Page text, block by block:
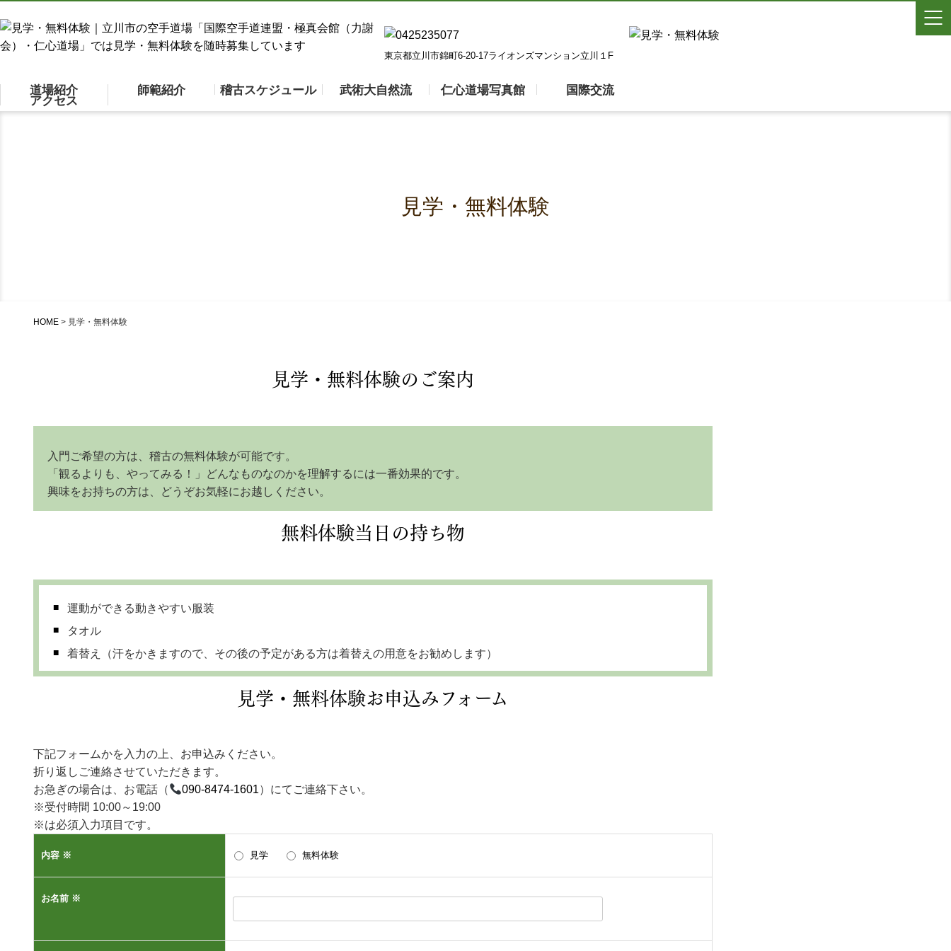
東京都立川市錦町6-20-17ライオンズマンション立川１F
道場紹介 師範紹介 稽古スケジュール 武術大自然流 仁心道場写真館 国際交流
アクセス
見学・無料体験
HOME > 見学・無料体験
見学・無料体験のご案内
入門ご希望の方は、稽古の無料体験が可能です。
「観るよりも、やってみる！」どんなものなのかを理解するには一番効果的です。
興味をお持ちの方は、どうぞお気軽にお越しください。
無料体験当日の持ち物
運動ができる動きやすい服装
タオル
着替え（汗をかきますので、その後の予定がある方は着替えの用意をお勧めします）
見学・無料体験お申込みフォーム
下記フォームかを入力の上、お申込みください。
折り返しご連絡させていただきます。
お急ぎの場合は、お電話（
090-8474-1601）にてご連絡下さい。
※受付時間 10:00～19:00
※は必須入力項目です。
内容 ※ 見学 無料体験
お名前 ※